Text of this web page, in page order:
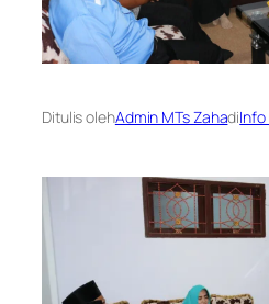
Ditulis olehAdmin MTs ZahadiInfo